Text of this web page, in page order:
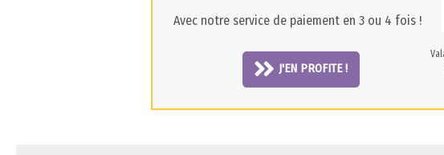
Avec notre service de paiement en 3 ou 4 fois !
J'EN PROFITE !